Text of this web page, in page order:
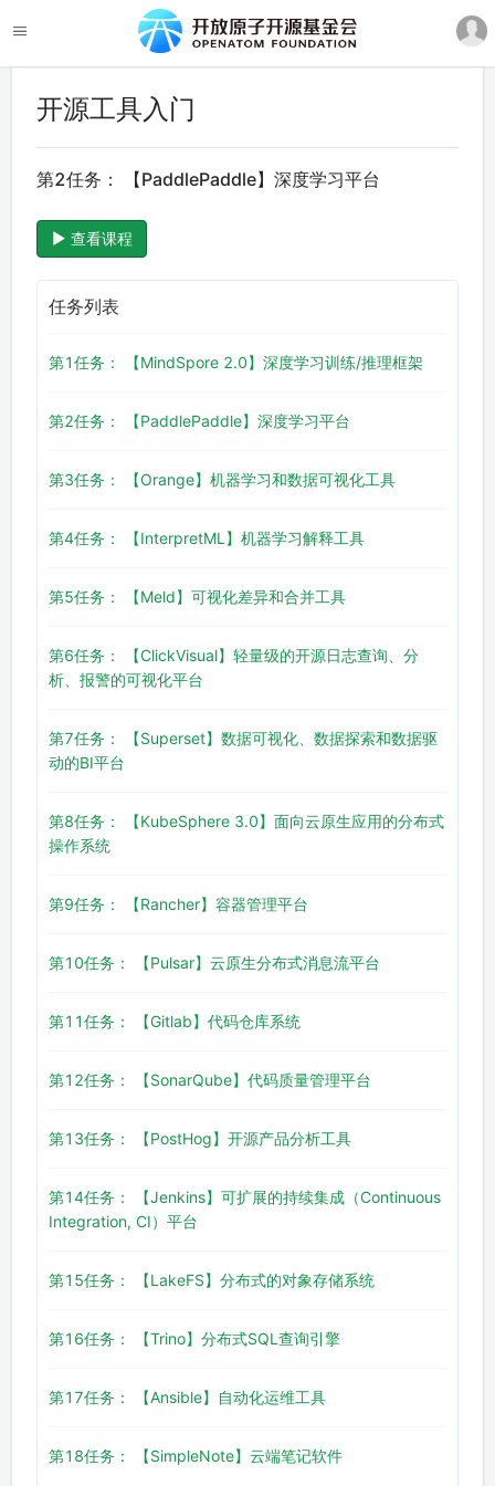
开源工具入门
第2任务： 【PaddlePaddle】深度学习平台
查看课程
任务列表
第1任务： 【MindSpore 2.0】深度学习训练/推理框架
第2任务： 【PaddlePaddle】深度学习平台
第3任务： 【Orange】机器学习和数据可视化工具
第4任务： 【InterpretML】机器学习解释工具
第5任务： 【Meld】可视化差异和合并工具
第6任务： 【ClickVisual】轻量级的开源日志查询、分
析、报警的可视化平台
第7任务： 【Superset】数据可视化、数据探索和数据驱
动的BI平台
第8任务： 【KubeSphere 3.0】面向云原生应用的分布式
操作系统
第9任务： 【Rancher】容器管理平台
第10任务： 【Pulsar】云原生分布式消息流平台
第11任务： 【Gitlab】代码仓库系统
第12任务： 【SonarQube】代码质量管理平台
第13任务： 【PostHog】开源产品分析工具
第14任务： 【Jenkins】可扩展的持续集成（Continuous
Integration, CI）平台
第15任务： 【LakeFS】分布式的对象存储系统
第16任务： 【Trino】分布式SQL查询引擎
第17任务： 【Ansible】自动化运维工具
第18任务： 【SimpleNote】云端笔记软件